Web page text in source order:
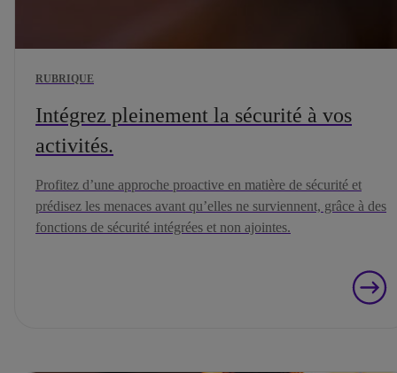
RUBRIQUE
Intégrez pleinement la sécurité à vos
activités.
Profitez d’une approche proactive en matière de sécurité et
prédisez les menaces avant qu’elles ne surviennent, grâce à des
fonctions de sécurité intégrées et non ajointes.